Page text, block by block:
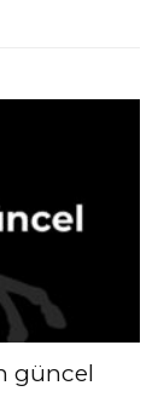
güncel